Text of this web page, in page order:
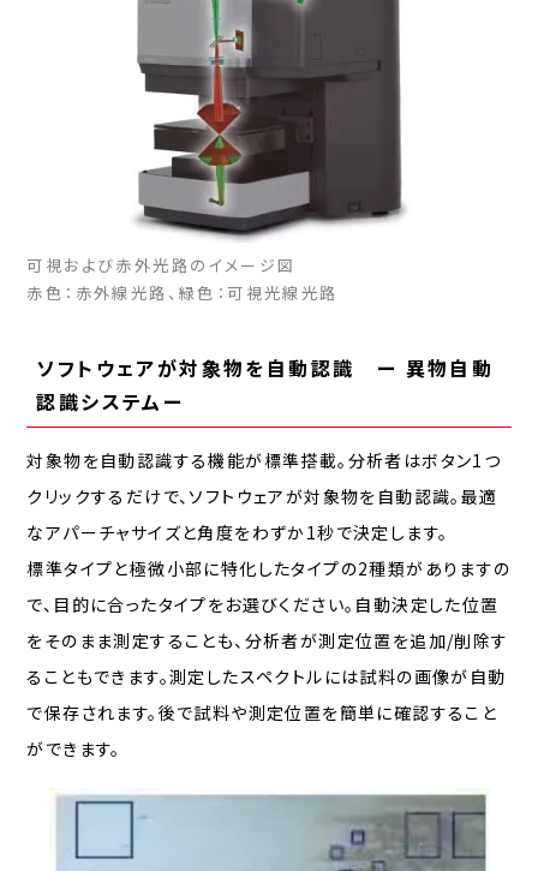
可視および赤外光路のイメージ図
赤色：赤外線光路、緑色：可視光線光路
ソフトウェアが対象物を自動認識 ー 異物自動
認識システムー
対象物を自動認識する機能が標準搭載。分析者はボタン1つ
クリックするだけで、ソフトウェアが対象物を自動認識。最適
なアパーチャサイズと角度をわずか1秒で決定します。
標準タイプと極微小部に特化したタイプの2種類がありますの
で、目的に合ったタイプをお選びください。自動決定した位置
をそのまま測定することも、分析者が測定位置を追加/削除す
ることもできます。測定したスペクトルには試料の画像が自動
で保存されます。後で試料や測定位置を簡単に確認すること
ができます。